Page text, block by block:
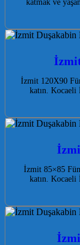
katmak ve
İzmit 120X90
katın. Kocaeli
İzmit 85×85
katın. Kocaeli